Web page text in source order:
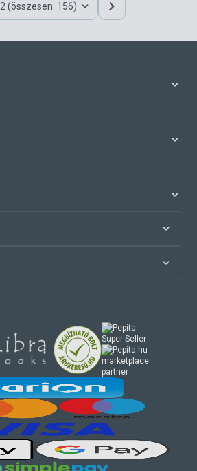
2 (összesen: 156)
marketplace
partner